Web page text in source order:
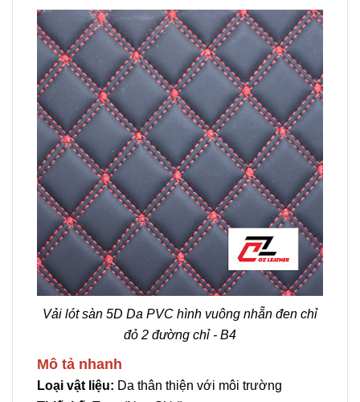
Vải lót sàn 5D Da PVC hình vuông nhẵn đen chỉ
đỏ 2 đường chỉ - B4
Mô tả nhanh
Loại vật liệu: Da thân thiện với môi trường